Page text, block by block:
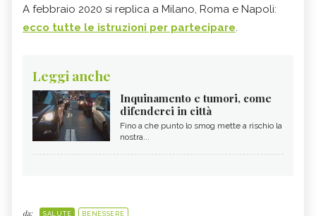
A febbraio 2020 si replica a Milano, Roma e Napoli:
ecco tutte le istruzioni per partecipare.
Leggi anche
Inquinamento e tumori, come
difenderci in città
Fino a che punto lo smog mette a rischio la
nostra...
da: SALUTE BENESSERE